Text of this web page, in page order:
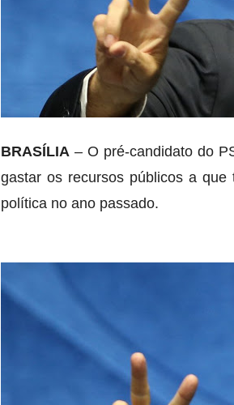
BRASÍLIA – O pré-candidato do
gastar os recursos públicos a
política no ano passado.